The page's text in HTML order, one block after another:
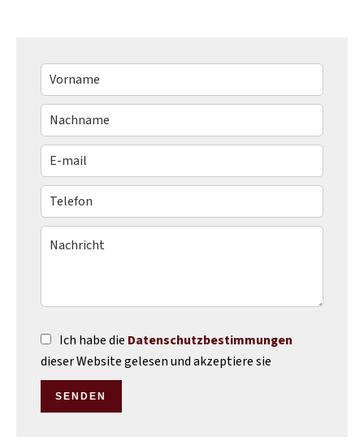
Ich habe die Datenschutzbestimmungen
dieser Website gelesen und akzeptiere sie
SENDEN